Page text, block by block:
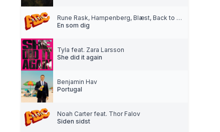
Rune Rask, Hampenberg, Blæst, Back to Back & Adaam
En som dig
Tyla feat. Zara Larsson
She did it again
Benjamin Hav
Portugal
Noah Carter feat. Thor Falov
Siden sidst